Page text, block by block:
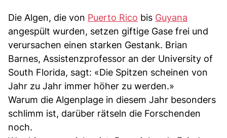
Die Algen, die von Puerto Rico bis Guyana
angespült wurden, setzen giftige Gase frei und
verursachen einen starken Gestank. Brian
Barnes, Assistenzprofessor an der University of
South Florida, sagt: «Die Spitzen scheinen von
Jahr zu Jahr immer höher zu werden.»
Warum die Algenplage in diesem Jahr besonders
schlimm ist, darüber rätseln die Forschenden
noch.